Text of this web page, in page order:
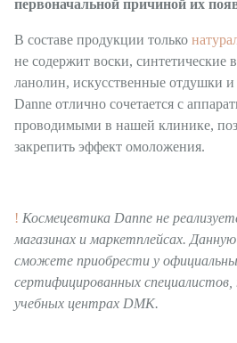
первоначальной причиной их
В составе продукции только
не содержит воски, синтетические
ланолин, искусственные отдушки и
Danne отлично сочетается с
проводимыми в нашей клинике,
закрепить эффект омоложения.
! Космецевтика Danne не
магазинах и маркетплейсах.
сможете приобрести у
сертифицированных
учебных центрах DMK.